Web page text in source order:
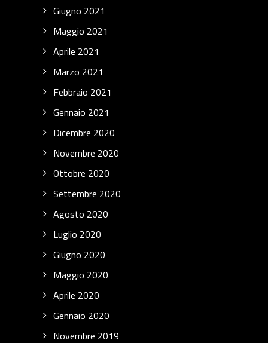
Giugno 2021
Maggio 2021
Aprile 2021
Marzo 2021
Febbraio 2021
Gennaio 2021
Dicembre 2020
Novembre 2020
Ottobre 2020
Settembre 2020
Agosto 2020
Luglio 2020
Giugno 2020
Maggio 2020
Aprile 2020
Gennaio 2020
Novembre 2019